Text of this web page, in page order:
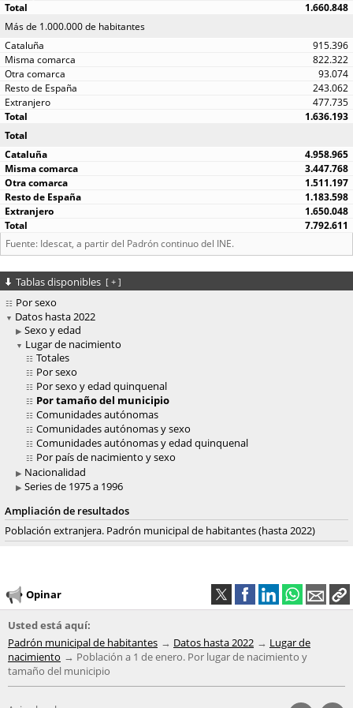
1.660.848
Más de 1.000.000 de habitantes
915.396
822.322
93.074
243.062
477.735
1.636.193
Total
4.958.965
3.447.768
1.511.197
1.183.598
1.650.048
7.792.611
Fuente: Idescat, a partir del Padrón continuo del INE.
Tablas disponibles [ + ]
Por sexo
Datos hasta 2022
Sexo y edad
Lugar de nacimiento
Totales
Por sexo
Por sexo y edad quinquenal
Por tamaño del municipio
Comunidades autónomas
Comunidades autónomas y sexo
Comunidades autónomas y edad quinquenal
Por país de nacimiento y sexo
Nacionalidad
Series de 1975 a 1996
Ampliación de resultados
Población extranjera. Padrón municipal de habitantes (hasta 2022)
Opinar
Usted está aquí:
Padrón municipal de habitantes
Datos hasta 2022
Lugar de
nacimiento
Población a 1 de enero. Por lugar de nacimiento y
tamaño del municipio